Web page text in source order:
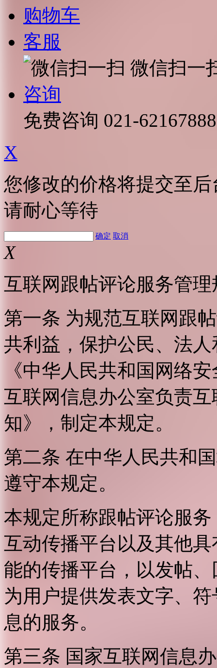
购物车
客服
微信扫一
咨询
免费咨询 021-62167888
X
您修改的价格将提交至
请耐心等待
确定 取消
X
互联网跟帖评论服务管理
第一条 为规范互联网跟
共利益，保护公民、法
《中华人民共和国网络
互联网信息办公室负责
知》，制定本规定。
第二条 在中华人民共和
遵守本规定。
本规定所称跟帖评论服
互动传播平台以及其他
能的传播平台，以发帖
为用户提供发表文字、
息的服务。
第三条 国家互联网信息